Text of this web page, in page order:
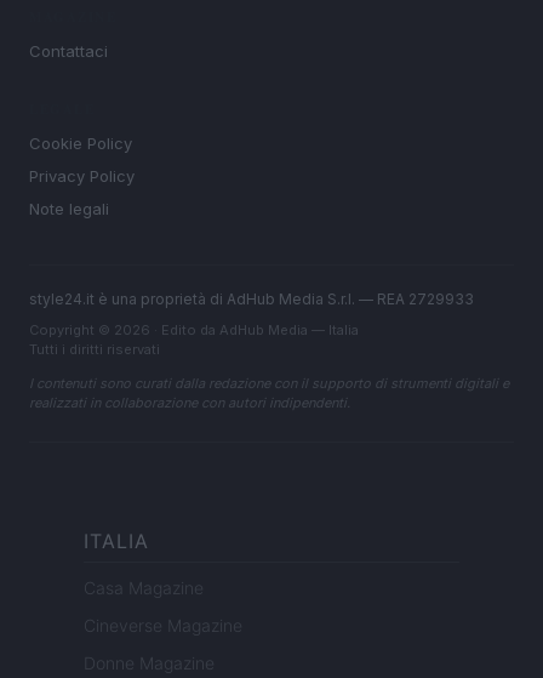
Contattaci
Cookie Policy
Privacy Policy
Note legali
style24.it è una proprietà di AdHub Media S.r.l. — REA 2729933
Copyright © 2026 · Edito da AdHub Media — Italia
Tutti i diritti riservati
I contenuti sono curati dalla redazione con il supporto di strumenti digitali e
realizzati in collaborazione con autori indipendenti.
ITALIA
Casa Magazine
Cineverse Magazine
Donne Magazine